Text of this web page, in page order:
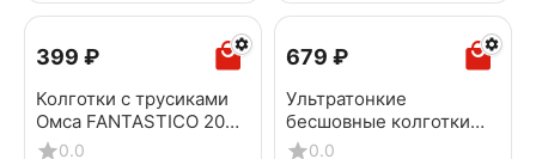
‍399‍ ₽
Колготки с трусиками
Омса FANTASTICO 20
lola0.0
‍679‍ ₽
Ультратонкие
бесшовные колготки
OMSA INNOVATTIVA 8
0.0